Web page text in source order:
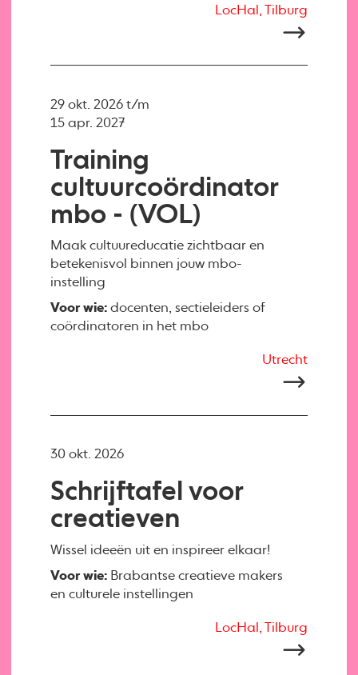
LocHal, Tilburg
Training
cultuurcoördinator
mbo - (VOL)
Maak cultuureducatie zichtbaar en
betekenisvol binnen jouw mbo-
instelling
Voor wie: docenten, sectieleiders of
coördinatoren in het mbo
29 okt. 2026 t/m
15 apr. 2027
Utrecht
Schrijftafel voor
creatieven
Wissel ideeën uit en inspireer elkaar!
Voor wie: Brabantse creatieve makers
en culturele instellingen
30 okt. 2026
LocHal, Tilburg